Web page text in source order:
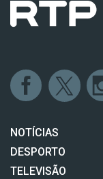
NOTÍCIAS
DESPORTO
TELEVISÃO